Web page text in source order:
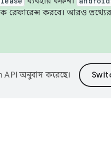
রেফারেন্স করবে। আরও
API অনুবাদ করেছে।